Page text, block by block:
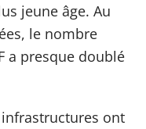
jeune âge. Au
le nombre
a presque doublé
ont